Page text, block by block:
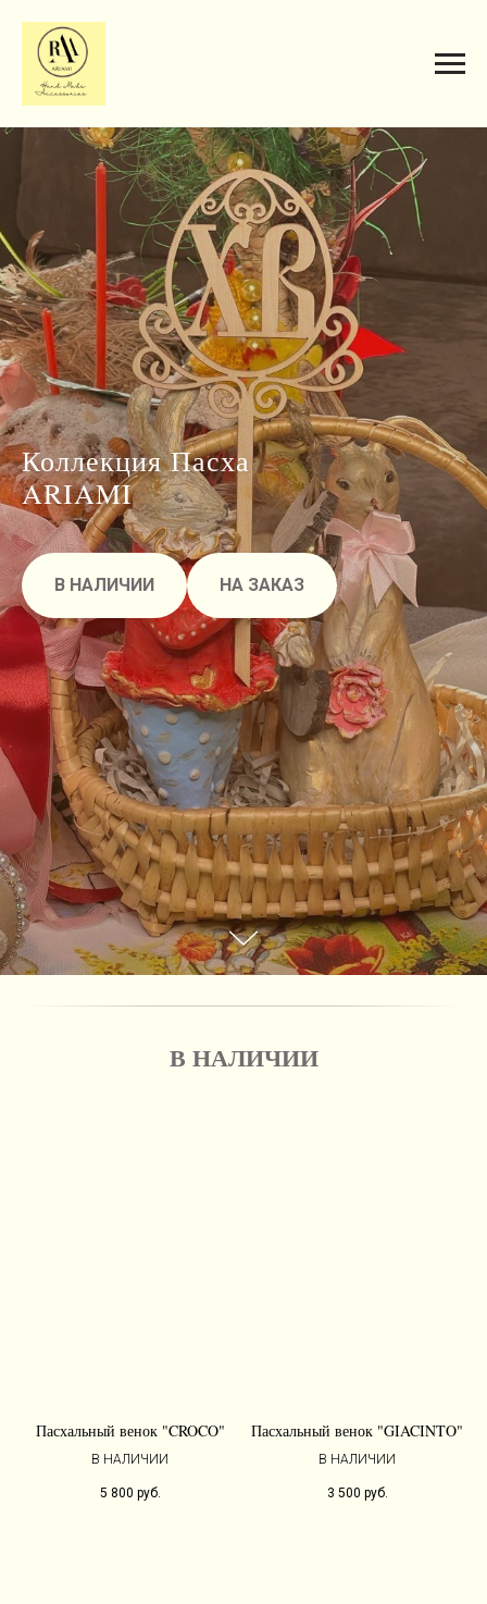
Коллекция Пасха
ARIAMI
В НАЛИЧИИ НА ЗАКАЗ
В НАЛИЧИИ
Пасхальный венок "CROCO"
В НАЛИЧИИ
5 800 руб.
Пасхальный венок "GIACINTO"
В НАЛИЧИИ
3 500 руб.